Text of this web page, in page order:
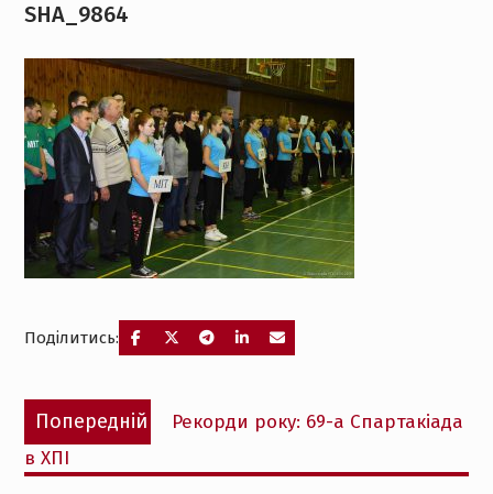
SHA_9864
Поділитись:
Навігація
записів
Попередній
Попередній
запис:
Рекорди року: 69-а Спартакіада
в ХПІ